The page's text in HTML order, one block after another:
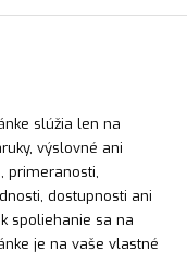
slúžia len na
výslovné ani
primeranosti,
dostupnosti ani
spoliehanie sa na
je na vaše vlastné